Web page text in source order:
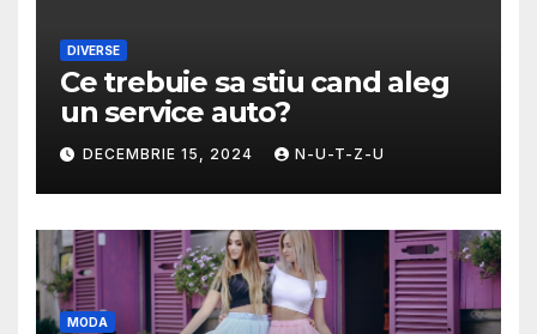
DIVERSE
Ce trebuie sa stiu cand aleg
un service auto?
DECEMBRIE 15, 2024 N-U-T-Z-U
MODA